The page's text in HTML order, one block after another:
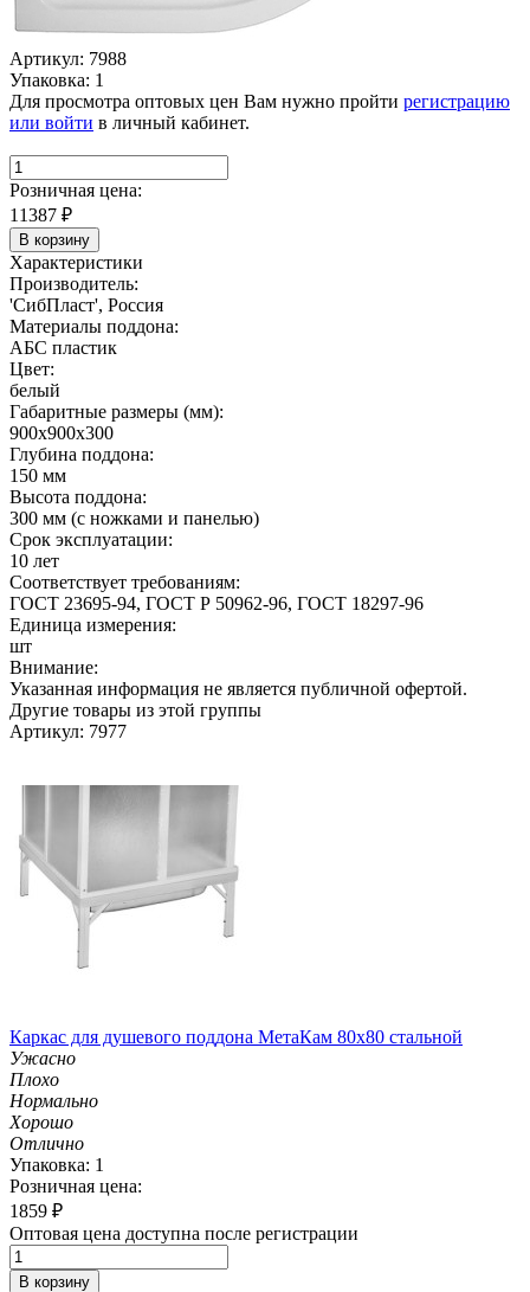
Артикул: 7988
Упаковка: 1
Для просмотра оптовых цен Вам нужно пройти регистрацию
или войти в личный кабинет.
Розничная цена:
11387 ₽
В корзину
Характеристики
Производитель:
'СибПласт', Россия
Материалы поддона:
АБС пластик
Цвет:
белый
Габаритные размеры (мм):
900х900х300
Глубина поддона:
150 мм
Высота поддона:
300 мм (с ножками и панелью)
Срок эксплуатации:
10 лет
Соответствует требованиям:
ГОСТ 23695-94, ГОСТ Р 50962-96, ГОСТ 18297-96
Единица измерения:
шт
Внимание:
Указанная информация не является публичной офертой.
Другие товары из этой группы
Артикул: 7977
Каркас для душевого поддона МетаКам 80х80 стальной
Ужасно
Плохо
Нормально
Хорошо
Отлично
Упаковка: 1
Розничная цена:
1859 ₽
Оптовая цена доступна после регистрации
В корзину